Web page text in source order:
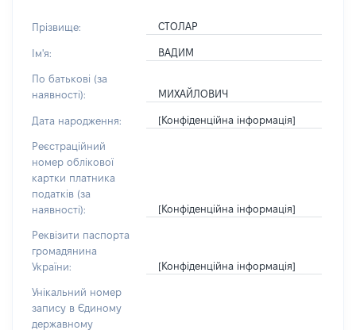
Прізвище: СТОЛАР
Ім'я: ВАДИМ
По батькові (за
наявності):
МИХАЙЛОВИЧ
Дата народження: [Конфіденційна інформація]
Реєстраційний
номер облікової
картки платника
податків (за
наявності):
[Конфіденційна інформація]
Реквізити паспорта
громадянина
України:
[Конфіденційна інформація]
Унікальний номер
запису в Єдиному
державному